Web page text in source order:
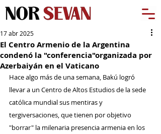
El Centro Armenio de la Argentina
condenó la "conferencia"organizada por
Azerbaiyán en el Vaticano
17 abr 2025
Hace algo más de una semana, Bakú logró
llevar a un Centro de Altos Estudios de la sede
católica mundial sus mentiras y
tergiversaciones, que tienen por objetivo
"borrar" la milenaria presencia armenia en los